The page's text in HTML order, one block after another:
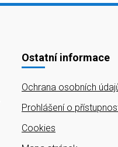
Ostatní informace
Ochrana osobních
Prohlášení o
Cookies